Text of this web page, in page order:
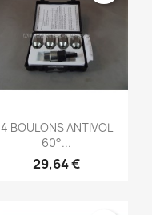
Aperçu rapide
4 BOULONS ANTIVOL
60°...
29,64 €